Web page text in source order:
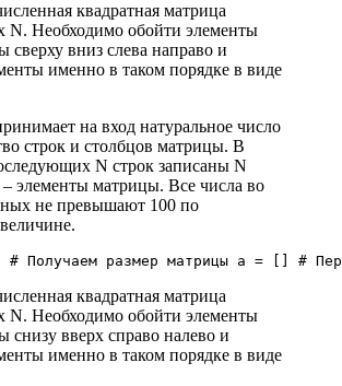
квадратная матрица
N. Необходимо обойти элементы
сверху вниз слева направо и
именно в таком порядке в виде
на вход натуральное число
строк и столбцов матрицы. В
N строк записаны N
элементы матрицы. Все числа во
не превышают 100 по
размер матрицы a = [] #
квадратная матрица
N. Необходимо обойти элементы
снизу вверх справо налево и
именно в таком порядке в виде